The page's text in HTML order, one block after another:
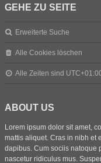
GEHE ZU SEITE
Erweiterte Suche
Alle Cookies löschen
Alle Zeiten sind
ABOUT US
Lorem ipsum dolor sit amet,
mattis aliquet. Cras in nibh et
dapibus. Cum sociis natoque
nascetur ridiculus mus.